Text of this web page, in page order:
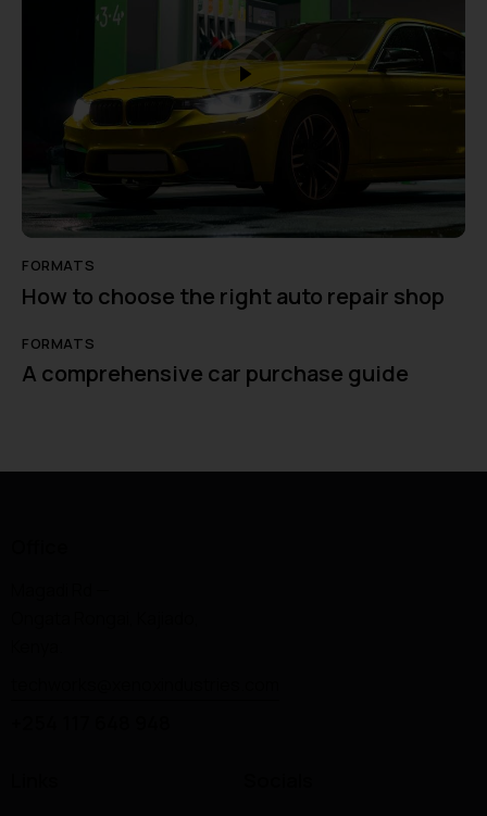
FORMATS
How to choose the right auto repair shop
FORMATS
A comprehensive car purchase guide